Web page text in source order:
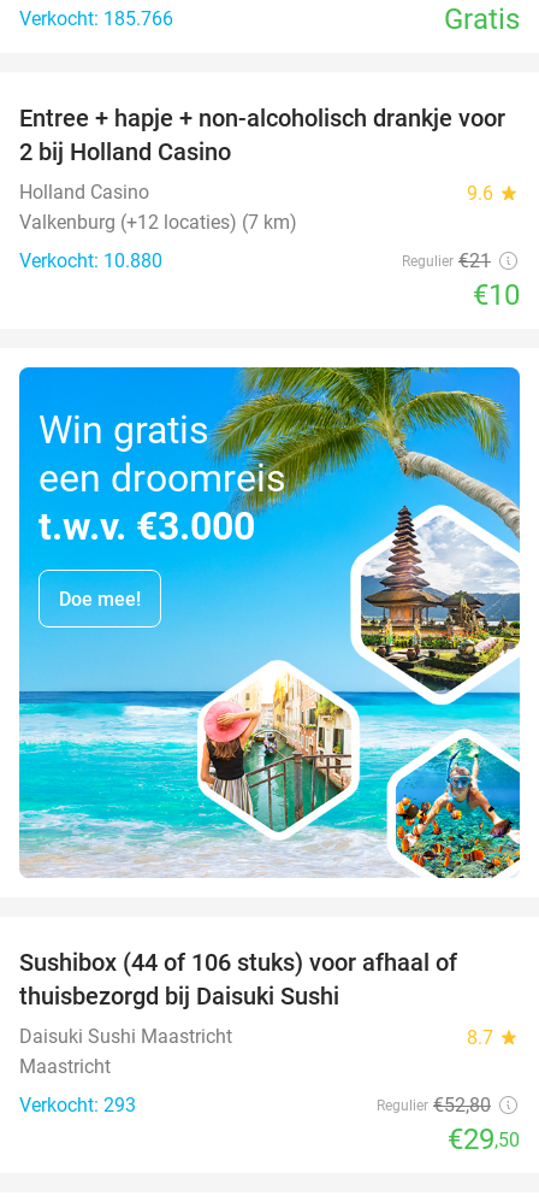
Verkocht: 185.766
Gratis
52%
Entree + hapje + non-alcoholisch drankje voor
2 bij Holland Casino
Holland Casino 9.6 star
Valkenburg (+12 locaties) (7 km)
Verkocht: 10.880
Regulier €21
€10
Win gratis
een droomreis
t.w.v. €3.000
Doe mee!
Sushibox (44 of 106 stuks) voor afhaal of
thuisbezorgd bij Daisuki Sushi
Daisuki Sushi Maastricht 8.7 star
Maastricht
Verkocht: 293
Regulier €52,80
€29,50